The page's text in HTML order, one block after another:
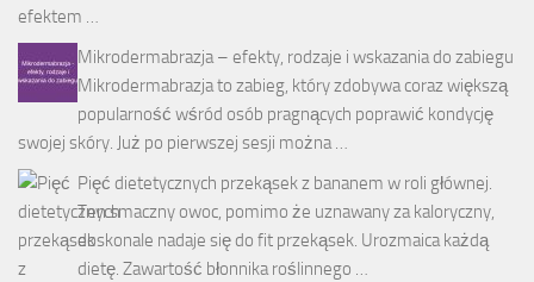
efektem …
Mikrodermabrazja – efekty, rodzaje i wskazania do zabiegu
Mikrodermabrazja to zabieg, który zdobywa coraz większą
popularność wśród osób pragnących poprawić kondycję
swojej skóry. Już po pierwszej sesji można …
Pięć dietetycznych przekąsek z bananem w roli głównej.
Ten smaczny owoc, pomimo że uznawany za kaloryczny,
doskonale nadaje się do fit przekąsek. Urozmaica każdą
dietę. Zawartość błonnika roślinnego …